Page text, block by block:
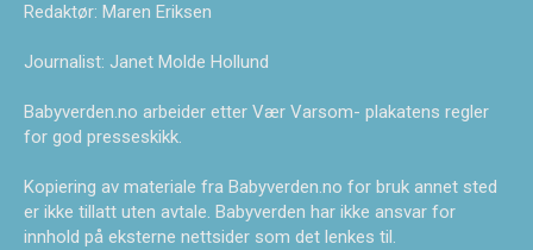
Redaktør: Maren Eriksen
Journalist: Janet Molde Hollund
Babyverden.no arbeider etter Vær Varsom- plakatens regler
for god presseskikk.
Kopiering av materiale fra Babyverden.no for bruk annet sted
er ikke tillatt uten avtale. Babyverden har ikke ansvar for
innhold på eksterne nettsider som det lenkes til.